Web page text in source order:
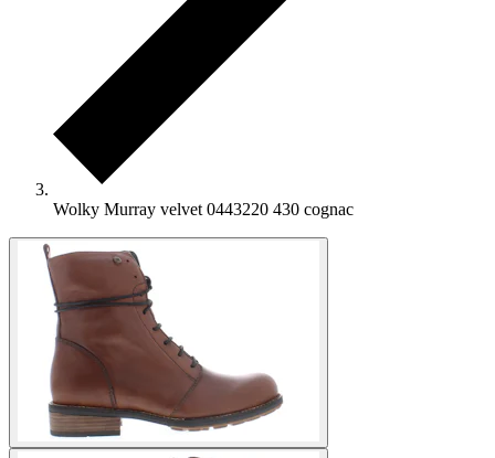
Wolky Murray velvet 0443220 430 cognac